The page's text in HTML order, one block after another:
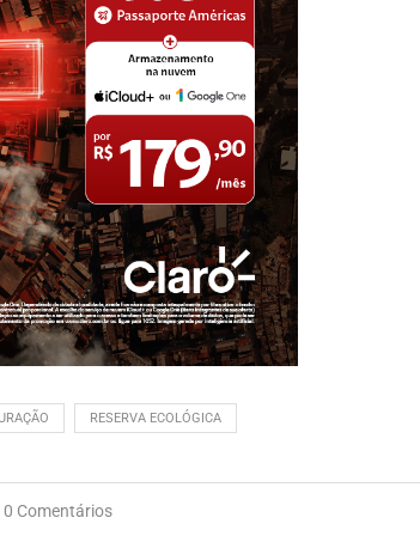
RESERVA ECOLÓGICA
0 Comentários